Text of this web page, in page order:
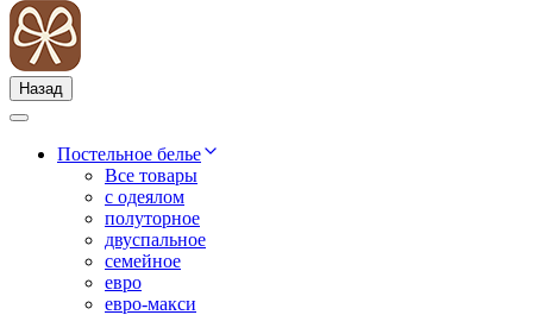
Назад
Постельное белье
Все товары
с одеялом
полуторное
двуспальное
семейное
евро
евро-макси